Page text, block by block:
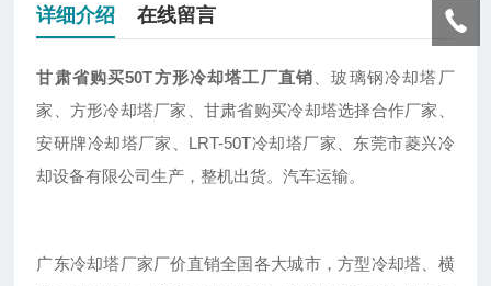
详细介绍 在线留言
甘肃省购买50T方形冷却塔工厂直销 、玻璃钢冷却塔厂
家、方形冷却塔厂家、甘肃省购买冷却塔选择合作厂家、
安研牌冷却塔厂家、LRT-50T冷却塔厂家、东莞市菱兴冷
却设备有限公司生产，整机出货。汽车运输。
广东冷却塔厂家厂价直销全国各大城市，方型冷却塔、横